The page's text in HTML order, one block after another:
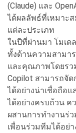
(Claude) และ
ได้ผลลัพธ์ที่เหมาะ
แต่ละประเภท
ในปีที่ผ่านมา โมเด
ทั้งด้านความสามา
และคุณภาพโดยรว
Copilot สามารถจัด
ได้อย่างน่าเชื่อถือแ
ได้อย่างครบถ้วน ค
ผสานการทำงานร่
เพื่อนร่วมทีมได้อย่า